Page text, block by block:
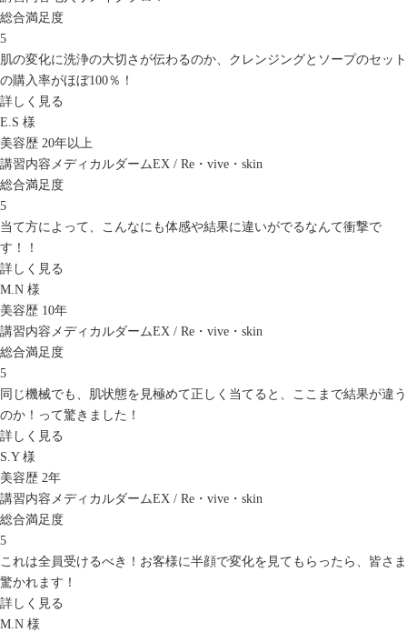
総合満足度
5
肌の変化に洗浄の大切さが伝わるのか、クレンジングとソープのセット
の購入率がほぼ100％！
詳しく見る
E.S 様
美容歴 20年以上
講習内容 メディカルダームEX / Re・vive・skin
総合満足度
5
当て方によって、こんなにも体感や結果に違いがでるなんて衝撃で
す！！
詳しく見る
M.N 様
美容歴 10年
講習内容 メディカルダームEX / Re・vive・skin
総合満足度
5
同じ機械でも、肌状態を見極めて正しく当てると、ここまで結果が違う
のか！って驚きました！
詳しく見る
S.Y 様
美容歴 2年
講習内容 メディカルダームEX / Re・vive・skin
総合満足度
5
これは全員受けるべき！お客様に半顔で変化を見てもらったら、皆さま
驚かれます！
詳しく見る
M.N 様